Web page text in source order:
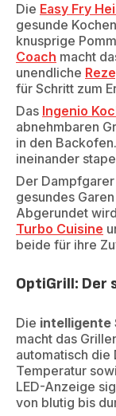
Die Easy Fry
gesunde
knusprige
Coach macht
unendliche
für Schritt zum
Das Ingenio
abnehmbaren
in den
ineinander
Der Dampfgarer
gesundes
Abgerundet
Turbo Cuisine
beide für ihre
OptiGrill:
Die intelligente
macht das
automatisch die
Temperatur
LED-Anzeige
von blutig bis